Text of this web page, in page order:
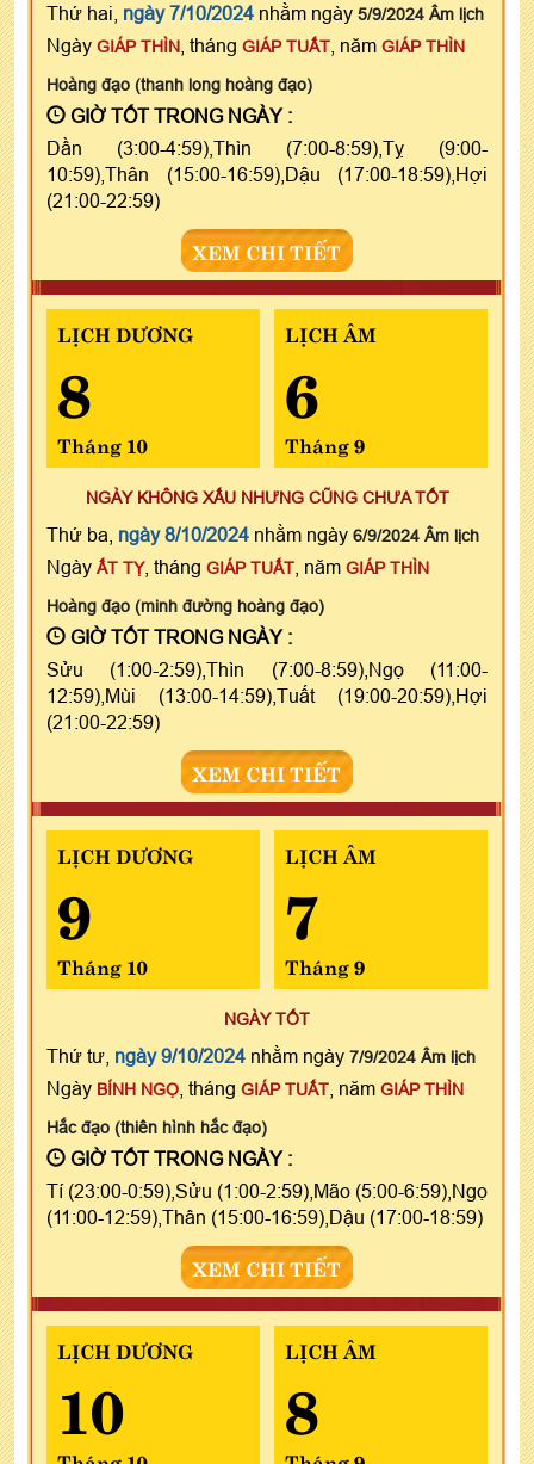
Thứ hai, ngày 7/10/2024 nhằm ngày 5/9/2024 Âm lịch
Ngày GIÁP THÌN , tháng GIÁP TUẤT , năm GIÁP THÌN
Hoàng đạo (thanh long hoàng đạo)
GIỜ TỐT TRONG NGÀY :
Dần (3:00-4:59),Thìn (7:00-8:59),Tỵ (9:00-
10:59),Thân (15:00-16:59),Dậu (17:00-18:59),Hợi
(21:00-22:59)
XEM CHI TIẾT
LỊCH DƯƠNG
8
Tháng 10
LỊCH ÂM
6
Tháng 9
NGÀY KHÔNG XẤU NHƯNG CŨNG CHƯA TỐT
Thứ ba, ngày 8/10/2024 nhằm ngày 6/9/2024 Âm lịch
Ngày ẤT TỴ, tháng GIÁP TUẤT , năm GIÁP THÌN
Hoàng đạo (minh đường hoàng đạo)
GIỜ TỐT TRONG NGÀY :
Sửu (1:00-2:59),Thìn (7:00-8:59),Ngọ (11:00-
12:59),Mùi (13:00-14:59),Tuất (19:00-20:59),Hợi
(21:00-22:59)
XEM CHI TIẾT
LỊCH DƯƠNG
9
Tháng 10
LỊCH ÂM
7
Tháng 9
NGÀY TỐT
Thứ tư, ngày 9/10/2024 nhằm ngày 7/9/2024 Âm lịch
Ngày BÍNH NGỌ , tháng GIÁP TUẤT , năm GIÁP THÌN
Hắc đạo (thiên hình hắc đạo)
GIỜ TỐT TRONG NGÀY :
Tí (23:00-0:59),Sửu (1:00-2:59),Mão (5:00-6:59),Ngọ
(11:00-12:59),Thân (15:00-16:59),Dậu (17:00-18:59)
XEM CHI TIẾT
LỊCH DƯƠNG
10
LỊCH ÂM
8